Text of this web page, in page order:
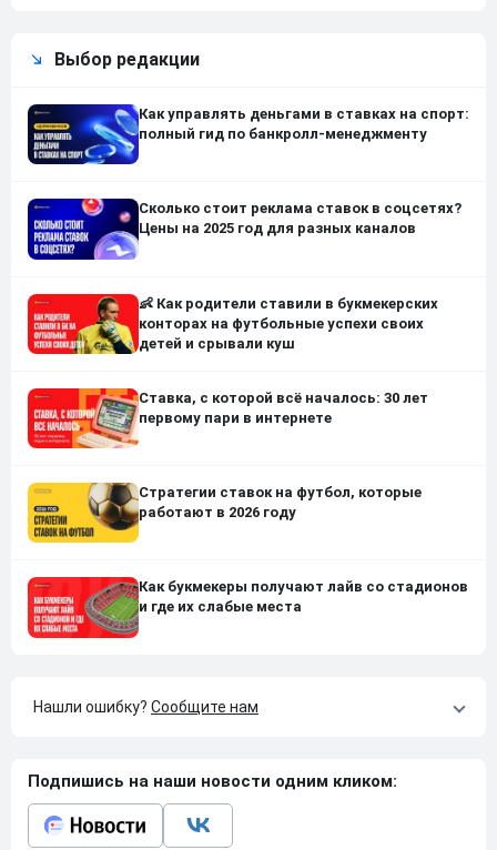
Выбор редакции
Как управлять деньгами в ставках на спорт:
полный гид по банкролл-менеджменту
Сколько стоит реклама ставок в соцсетях?
Цены на 2025 год для разных каналов
👶 Как родители ставили в букмекерских
конторах на футбольные успехи своих
детей и срывали куш
Ставка, с которой всё началось: 30 лет
первому пари в интернете
Стратегии ставок на футбол, которые
работают в 2026 году
Как букмекеры получают лайв со стадионов
и где их слабые места
Нашли ошибку? Сообщите нам
Подпишись на наши новости одним кликом: